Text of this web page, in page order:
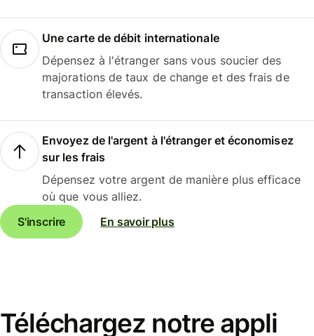
Une carte de débit internationale
Dépensez à l'étranger sans vous soucier des
majorations de taux de change et des frais de
transaction élevés.
Envoyez de l'argent à l'étranger et économisez
sur les frais
Dépensez votre argent de manière plus efficace
où que vous alliez.
S'inscrire
En savoir plus
Téléchargez notre appli